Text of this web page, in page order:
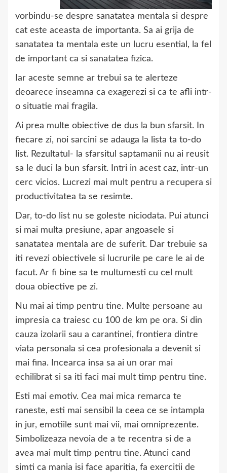
vorbindu-se despre sanatatea mentala si despre
cat este aceasta de importanta. Sa ai grija de
sanatatea ta mentala este un lucru esential, la fel
de important ca si sanatatea fizica.
Iar aceste semne ar trebui sa te alerteze
deoarece inseamna ca exagerezi si ca te afli intr-
o situatie mai fragila.
Ai prea multe obiective de dus la bun sfarsit. In
fiecare zi, noi sarcini se adauga la lista ta to-do
list. Rezultatul- la sfarsitul saptamanii nu ai reusit
sa le duci la bun sfarsit. Intri in acest caz, intr-un
cerc vicios. Lucrezi mai mult pentru a recupera si
productivitatea ta se resimte.
Dar, to-do list nu se goleste niciodata. Pui atunci
si mai multa presiune, apar angoasele si
sanatatea mentala are de suferit. Dar trebuie sa
iti revezi obiectivele si lucrurile pe care le ai de
facut. Ar fi bine sa te multumesti cu cel mult
doua obiective pe zi.
Nu mai ai timp pentru tine. Multe persoane au
impresia ca traiesc cu 100 de km pe ora. Si din
cauza izolarii sau a carantinei, frontiera dintre
viata personala si cea profesionala a devenit si
mai fina. Incearca insa sa ai un orar mai
echilibrat si sa iti faci mai mult timp pentru tine.
Esti mai emotiv. Cea mai mica remarca te
raneste, esti mai sensibil la ceea ce se intampla
in jur, emotiile sunt mai vii, mai omniprezente.
Simbolizeaza nevoia de a te recentra si de a
avea mai mult timp pentru tine. Atunci cand
simti ca mania isi face aparitia, fa exercitii de